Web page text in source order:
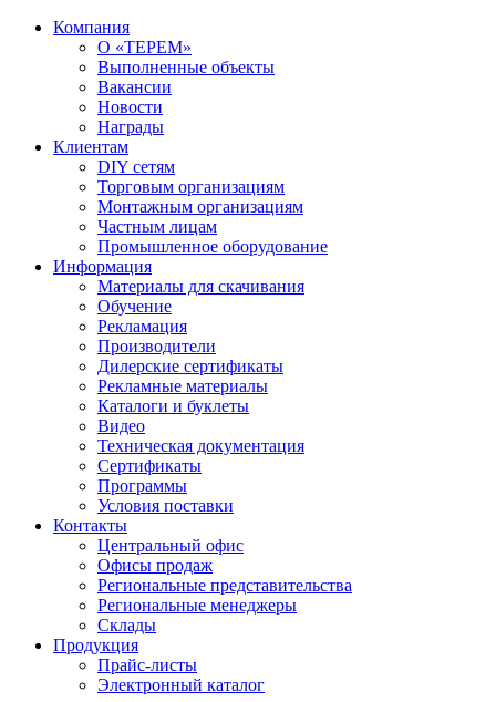
Компания
О «ТЕРЕМ»
Выполненные объекты
Вакансии
Новости
Награды
Клиентам
DIY сетям
Торговым организациям
Монтажным организациям
Частным лицам
Промышленное оборудование
Информация
Материалы для скачивания
Обучение
Рекламация
Производители
Дилерские сертификаты
Рекламные материалы
Каталоги и буклеты
Видео
Техническая документация
Сертификаты
Программы
Условия поставки
Контакты
Центральный офис
Офисы продаж
Региональные представительства
Региональные менеджеры
Склады
Продукция
Прайс-листы
Электронный каталог